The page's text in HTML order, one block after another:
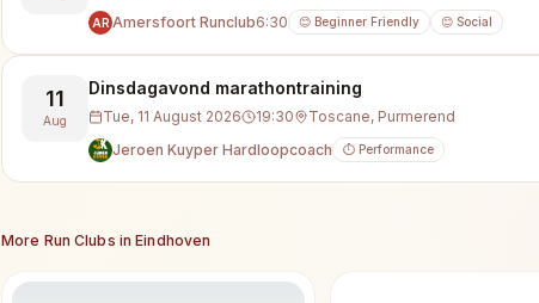
AR Amersfoort Runclub6:30 😊 Beginner Friendly 😊 Social
11
Aug
Dinsdagavond marathontraining
Tue, 11 August 2026 19:30
Toscane, Purmerend
Jeroen Kuyper Hardloopcoach
⏱️ Performance
More Run Clubs inEindhoven